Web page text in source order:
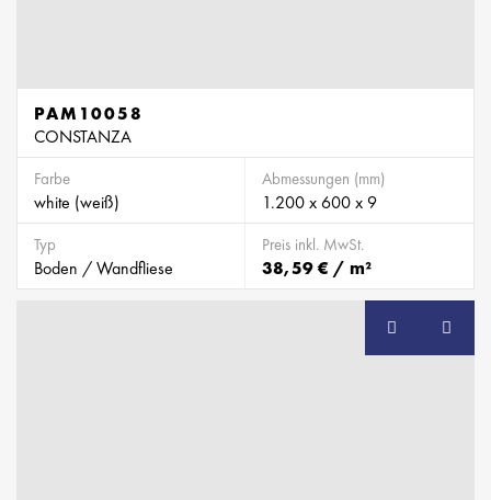
PAM10058
CONSTANZA
Farbe
white (weiß)
Abmessungen (mm)
1.200 x 600 x 9
Typ
Boden / Wandfliese
Preis inkl. MwSt.
38,59 € / m²